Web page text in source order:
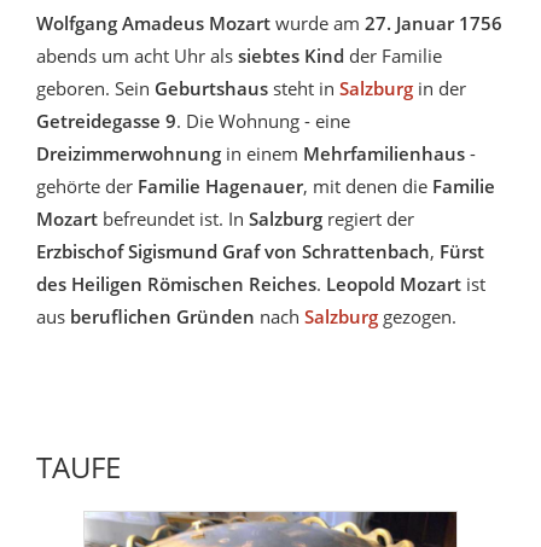
Wolfgang Amadeus Mozart wurde am 27. Januar 1756
abends um acht Uhr als siebtes Kind der Familie
geboren. Sein Geburtshaus steht in Salzburg in der
Getreidegasse 9. Die Wohnung - eine
Dreizimmerwohnung in einem Mehrfamilienhaus -
gehörte der Familie Hagenauer, mit denen die Familie
Mozart befreundet ist. In Salzburg regiert der
Erzbischof Sigismund Graf von Schrattenbach, Fürst
des Heiligen Römischen Reiches. Leopold Mozart ist
aus beruflichen Gründen nach Salzburg gezogen.
TAUFE